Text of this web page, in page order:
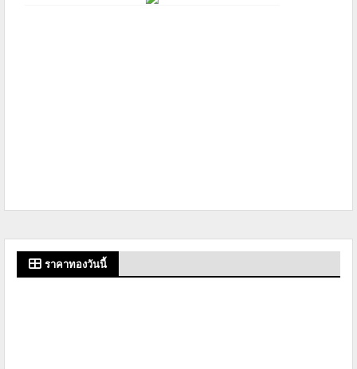
ราคาทองวันนี้